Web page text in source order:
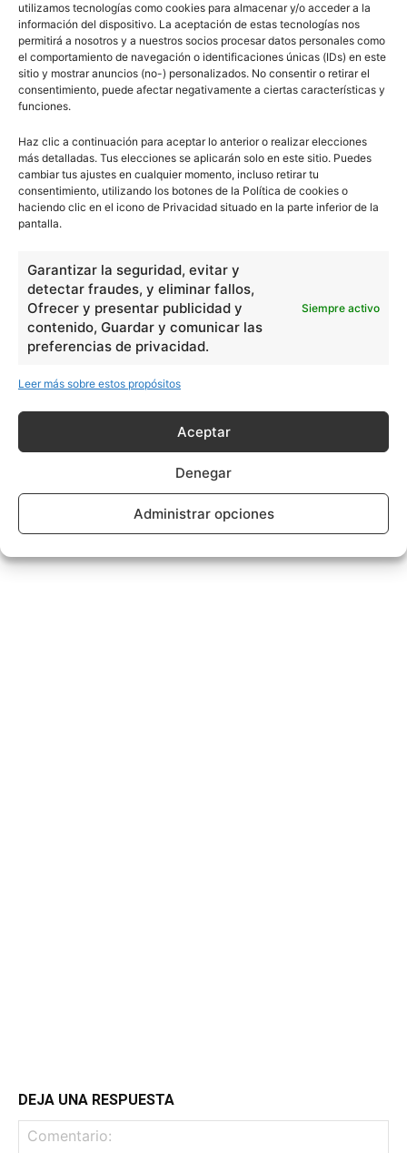
utilizamos tecnologías como cookies para almacenar y/o acceder a la
información del dispositivo. La aceptación de estas tecnologías nos
permitirá a nosotros y a nuestros socios procesar datos personales como
el comportamiento de navegación o identificaciones únicas (IDs) en este
sitio y mostrar anuncios (no-) personalizados. No consentir o retirar el
consentimiento, puede afectar negativamente a ciertas características y
funciones.
Haz clic a continuación para aceptar lo anterior o realizar elecciones
más detalladas. Tus elecciones se aplicarán solo en este sitio. Puedes
cambiar tus ajustes en cualquier momento, incluso retirar tu
consentimiento, utilizando los botones de la Política de cookies o
haciendo clic en el icono de Privacidad situado en la parte inferior de la
pantalla.
Garantizar la seguridad, evitar y
detectar fraudes, y eliminar fallos,
Ofrecer y presentar publicidad y
contenido, Guardar y comunicar las
preferencias de privacidad.
Siempre activo
Leer más sobre estos propósitos
Aceptar
Denegar
Administrar opciones
DEJA UNA RESPUESTA